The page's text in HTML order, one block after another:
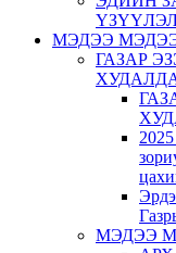
МЭДЭЭ
ГАЗАР
МЭДЭЭ